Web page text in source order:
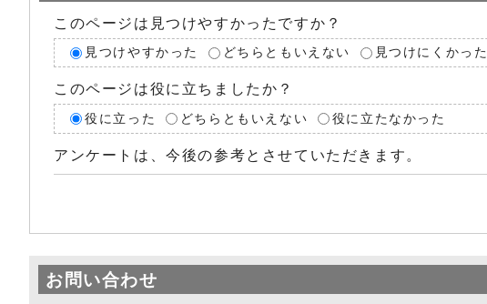
このページは見つけやすかったですか？
見つけやすかった どちらともいえない 見つけにくかった
このページは役に立ちましたか？
役に立った どちらともいえない 役に立たなかった
アンケートは、今後の参考とさせていただきます。
お問い合わせ